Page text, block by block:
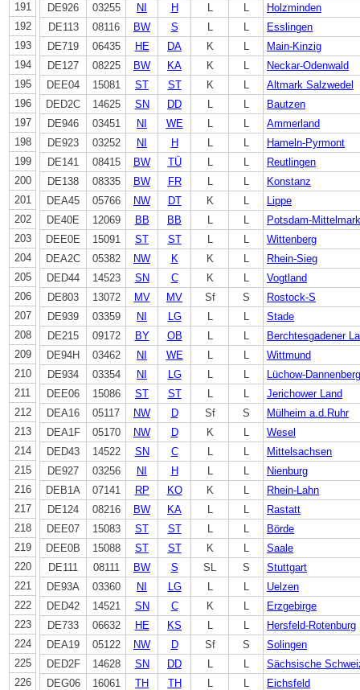
191
192
193
194
195
196
197
198
199
200
201
202
203
204
205
206
207
208
209
210
211
212
213
214
215
216
217
218
219
220
221
222
223
224
225
226
DE926
03255 NI H L L
Holzminden
DE113
08116 BW S L L
Esslingen
DE719
06435 HE DA K L
Main-Kinzig
DE127
08225 BW KA K L
Neckar-Odenwald
DEE04
15081 ST ST K L
Altmark Salzwedel
DED2C
14625 SN DD L L
Bautzen
DE946
03451 NI WE L L
Ammerland
DE923
03252 NI H L L
Hameln-Pyrmont
DE141
08415 BW TÜ L L
Reutlingen
DE138
08335 BW FR L L
Konstanz
DEA45
05766 NW DT K L
Lippe
DE40E
12069 BB BB L L
Potsdam-Mittelmark
DEE0E
15091 ST ST L L
Wittenberg
DEA2C
05382 NW K K L
Rhein-Sieg
DED44
14523 SN C K L
Vogtland
DE803
13072 MV MV Sf S
Rostock-S
DE939
03359 NI LG L L
Stade
DE215
09172 BY OB L L
Berchtesgadener
DE94H
03462 NI WE L L
Wittmund
DE934
03354 NI LG L L
Lüchow-Dannenberg
DEE06
15086 ST ST L L
Jerichower Land
DEA16
05117 NW D Sf S
Mülheim a.d.Ruhr
DEA1F
05170 NW D K L
Wesel
DED43
14522 SN C L L
Mittelsachsen
DE927
03256 NI H L L
Nienburg
DEB1A
07141 RP KO K L
Rhein-Lahn
DE124
08216 BW KA L L
Rastatt
DEE07
15083 ST ST L L
Börde
DEE0B
15088 ST ST K L
Saale
DE111
08111 BW S SL S
Stuttgart
DE93A
03360 NI LG L L
Uelzen
DED42
14521 SN C K L
Erzgebirge
DE733
06632 HE KS L L
Hersfeld-Rotenburg
DEA19
05122 NW D Sf S
Solingen
DED2F
14628 SN DD L L
Sächsische
DEG06
16061 TH TH L L
Eichsfeld